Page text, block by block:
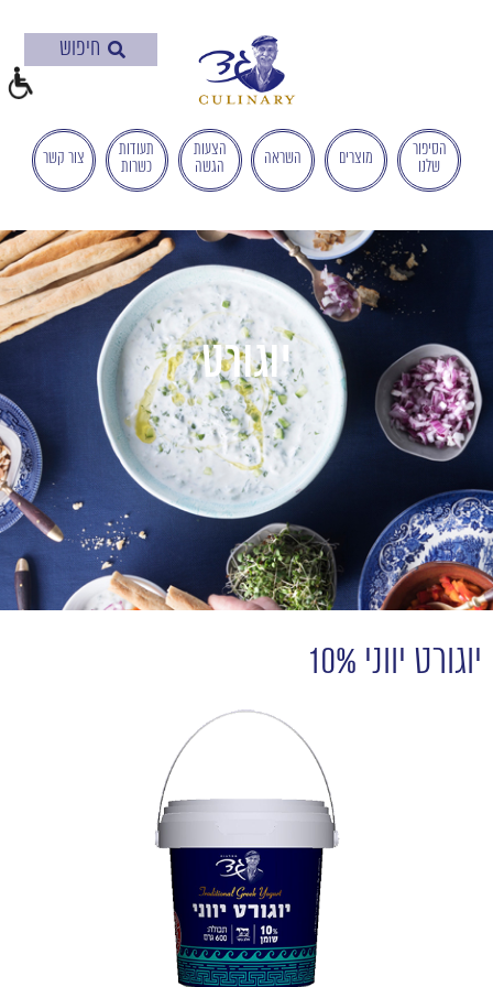
הישראלי
לְהַנְגָּשָׁת
אָתָרִים".
הַמְּסַיַּעַת
לִפְתִיחַת
הֵנְּגִישׁוּת
לְחַץ
ALT+0
הסיפור
שלנו
מוצרים השראה
הצעות
הגשה
תעודות
כשרות
צור קשר
יוגורט
יוגורט יווני 10%